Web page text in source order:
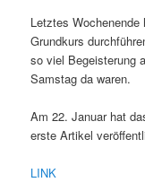
Letztes
Grundkurs
so viel Begeisterung
Samstag da waren.
Am 22. Januar hat
erste Artikel
LINK